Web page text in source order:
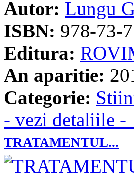
Autor: Lungu
ISBN: 978-73-
Editura:
An aparitie:
Categorie:
- vezi detaliile -
TRATAMENTUL...